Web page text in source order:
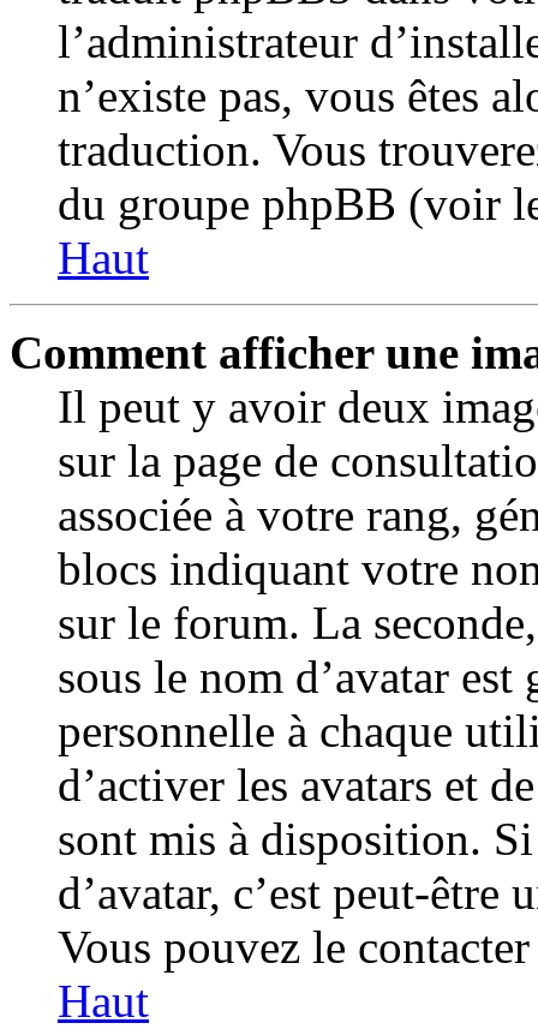
l’administrateur
n’existe pas, vous êtes
traduction. Vous
du groupe phpBB (voir
Haut
Comment afficher une
Il peut y avoir deux
sur la page de
associée à votre rang,
blocs indiquant votre
sur le forum. La
sous le nom d’avatar
personnelle à chaque
d’activer les avatars et
sont mis à disposition.
d’avatar, c’est peut-être
Vous pouvez le
Haut